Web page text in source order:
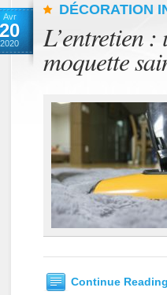
Avr
20
2020
DÉCORATION
L’entretien
moquette
Continue